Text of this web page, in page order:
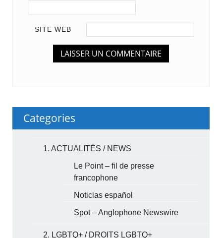
SITE WEB
Categories
1. ACTUALITÉS / NEWS
Le Point – fil de presse
francophone
Noticias español
Spot – Anglophone Newswire
2. LGBTQ+ / DROITS LGBTQ+